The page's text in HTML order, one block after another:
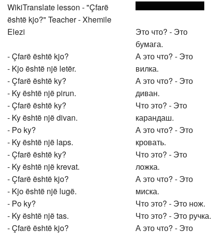
WikiTranslate lesson - "Çfarë
është kjo?" Teacher - Xhemile
Elezi
- Çfarë është kjo?
- Kjo është një letër.
- Çfarë është ky?
- Ky është një pirun.
- Çfarë është ky?
- Ky është një divan.
- Po ky?
- Ky është një laps.
- Çfarë është ky?
- Ky është një krevat.
- Çfarë është kjo?
- Kjo është një lugë.
- Po ky?
- Ky është një tas.
- Çfarë është kjo?
Это что? - Это
бумага.
А это что? - Это
вилка.
А это что? - Это
диван.
Что это? - Это
карандаш.
А это что? - Это
кровать.
Что это? - Это
ложка.
А это что? - Это
миска.
Что это? - Это нож.
Что это? - Это ручка.
А это что? - Это